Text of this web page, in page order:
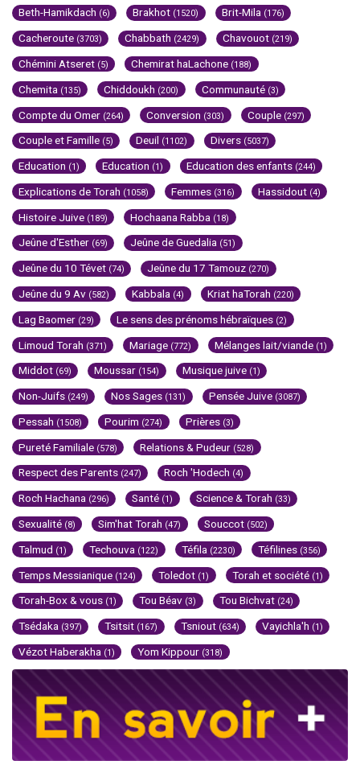
Beth-Hamikdach (6) Brakhot (1520) Brit-Mila (176)
Cacheroute (3703) Chabbath (2429) Chavouot (219)
Chémini Atseret (5) Chemirat haLachone (188)
Chemita (135) Chiddoukh (200) Communauté (3)
Compte du Omer (264) Conversion (303) Couple (297)
Couple et Famille (5) Deuil (1102) Divers (5037)
Education (1) Education (1) Education des enfants (244)
Explications de Torah (1058) Femmes (316) Hassidout (4)
Histoire Juive (189) Hochaana Rabba (18)
Jeûne d'Esther (69) Jeûne de Guedalia (51)
Jeûne du 10 Tévet (74) Jeûne du 17 Tamouz (270)
Jeûne du 9 Av (582) Kabbala (4) Kriat haTorah (220)
Lag Baomer (29) Le sens des prénoms hébraïques (2)
Limoud Torah (371) Mariage (772) Mélanges lait/viande (1)
Middot (69) Moussar (154) Musique juive (1)
Non-Juifs (249) Nos Sages (131) Pensée Juive (3087)
Pessah (1508) Pourim (274) Prières (3)
Pureté Familiale (578) Relations & Pudeur (528)
Respect des Parents (247) Roch 'Hodech (4)
Roch Hachana (296) Santé (1) Science & Torah (33)
Sexualité (8) Sim'hat Torah (47) Souccot (502)
Talmud (1) Techouva (122) Téfila (2230) Téfilines (356)
Temps Messianique (124) Toledot (1) Torah et société (1)
Torah-Box & vous (1) Tou Béav (3) Tou Bichvat (24)
Tsédaka (397) Tsitsit (167) Tsniout (634) Vayichla'h (1)
Vézot Haberakha (1) Yom Kippour (318)